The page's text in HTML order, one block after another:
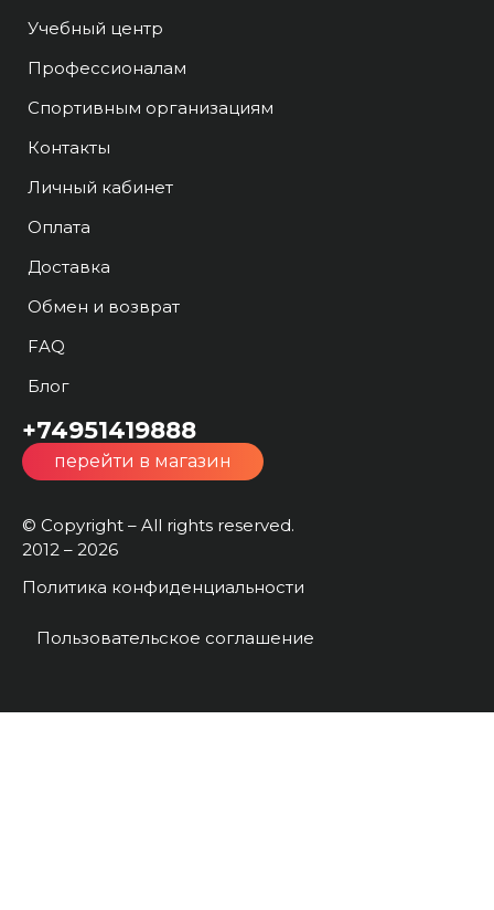
Учебный центр
Профессионалам
Спортивным организациям
Контакты
Личный кабинет
Оплата
Доставка
Обмен и возврат
FAQ
Блог
+74951419888
перейти в магазин
© Copyright – All rights reserved.
2012 – 2026
Политика конфиденциальности
Пользовательское соглашение